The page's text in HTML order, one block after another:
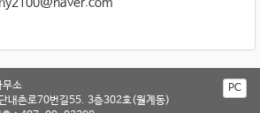
무소
PC
내촌로70번길55. 3층302호(월계동)